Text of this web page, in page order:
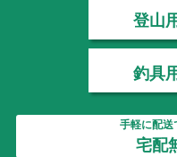
登山
釣具
手軽に配送
宅配